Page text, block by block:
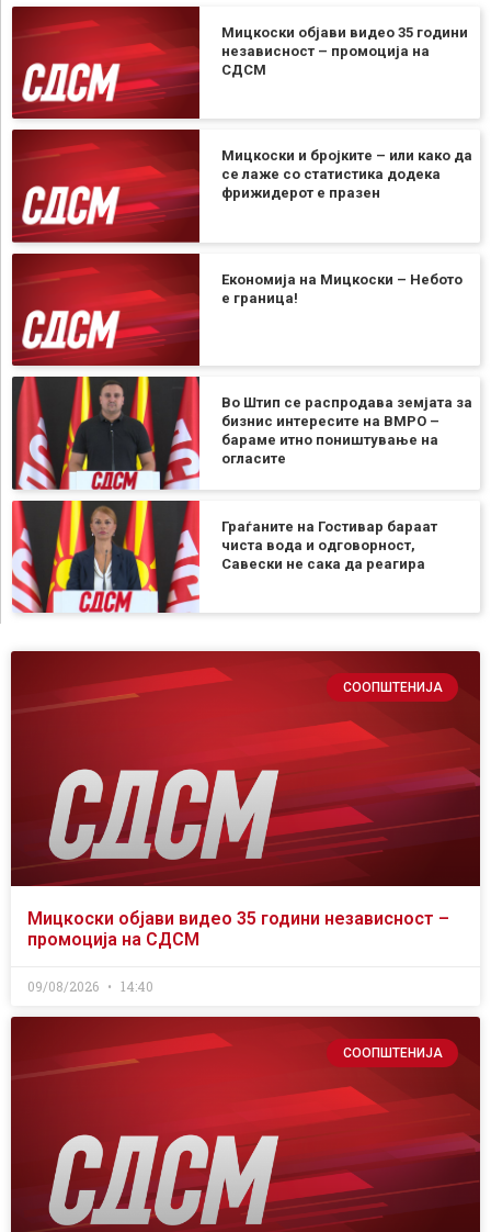
Мицкоски објави видео 35 години
независност – промоција на
СДСМ
Мицкоски и бројките – или како да
се лаже со статистика додека
фрижидерот е празен
Економија на Мицкоски – Небото
е граница!
Во Штип се распродава земјата за
бизнис интересите на ВМРО –
бараме итно поништување на
огласите
Граѓаните на Гостивар бараат
чиста вода и одговорност,
Савески не сака да реагира
СООПШТЕНИЈА
Мицкоски објави видео 35 години независност –
промоција на СДСМ
09/08/2026 14:40
СООПШТЕНИЈА